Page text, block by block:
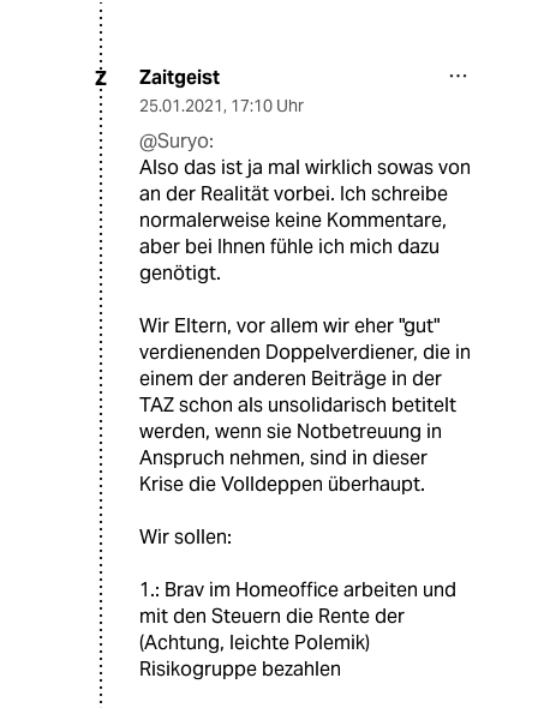
Z Zaitgeist
25.01.2021, 17:10 Uhr
@Suryo:
Also das ist ja mal wirklich sowas von
an der Realität vorbei. Ich schreibe
normalerweise keine Kommentare,
aber bei Ihnen fühle ich mich dazu
genötigt.
Wir Eltern, vor allem wir eher "gut"
verdienenden Doppelverdiener, die in
einem der anderen Beiträge in der
TAZ schon als unsolidarisch betitelt
werden, wenn sie Notbetreuung in
Anspruch nehmen, sind in dieser
Krise die Volldeppen überhaupt.
Wir sollen:
1.: Brav im Homeoffice arbeiten und
mit den Steuern die Rente der
(Achtung, leichte Polemik)
Risikogruppe bezahlen